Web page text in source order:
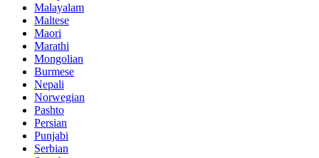
Malayalam
Maltese
Maori
Marathi
Mongolian
Burmese
Nepali
Norwegian
Pashto
Persian
Punjabi
Serbian